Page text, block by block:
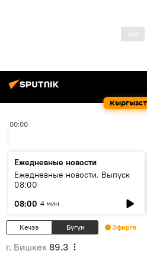
00:00
Ежедневные новости
Ежедневные новости. Выпуск
08:00
08:00 4 мин
Кечээ Бүгүн Эфирге
г. Бишкек 89.3